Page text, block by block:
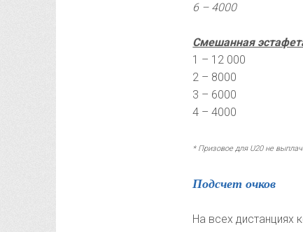
6 – 4000
Смешанная
1 – 12 000
2 – 8000
3 – 6000
4 – 4000
* Призовое для U20 не
Подсчет очков
На всех дистанциях